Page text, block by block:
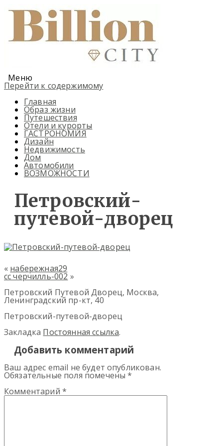
Меню
Перейти к содержимому
Главная
Образ жизни
Путешествия
Отели и курорты
ГАСТРОНОМИЯ
Дизайн
Недвижимость
Дом
Автомобили
ВОЗМОЖНОСТИ
Петровский-
путевой-дворец
« набережная29
сс черчилль-002 »
Петровский Путевой Дворец, Москва,
Ленинградский пр-кт, 40
Петровский-путевой-дворец
Закладка Постоянная ссылка.
Добавить комментарий
Ваш адрес email не будет опубликован.
Обязательные поля помечены*
Комментарий *